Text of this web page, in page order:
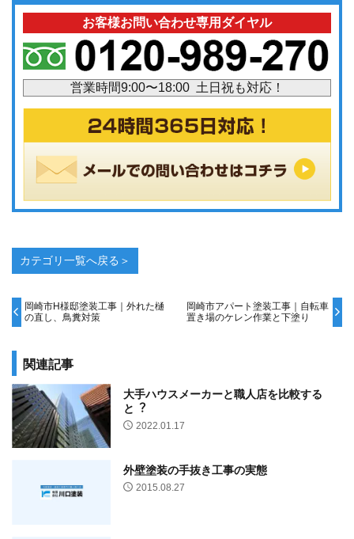
お客様お問い合わせ専用ダイヤル
営業時間9:00〜18:00 土日祝も対応！
カテゴリ一覧へ戻る＞
岡崎市H様邸塗装工事｜外れた樋
の直し、鳥糞対策
岡崎市アパート塗装工事｜自転車
置き場のケレン作業と下塗り
関連記事
⼤⼿ハウスメーカーと職⼈店を⽐較する
と︖
2022.01.17
外壁塗装の手抜き工事の実態
2015.08.27